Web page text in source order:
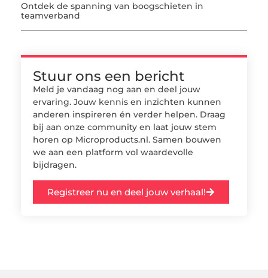
Ontdek de spanning van boogschieten in
teamverband
Stuur ons een bericht
Meld je vandaag nog aan en deel jouw
ervaring. Jouw kennis en inzichten kunnen
anderen inspireren én verder helpen. Draag
bij aan onze community en laat jouw stem
horen op Microproducts.nl. Samen bouwen
we aan een platform vol waardevolle
bijdragen.
Registreer nu en deel jouw verhaal!